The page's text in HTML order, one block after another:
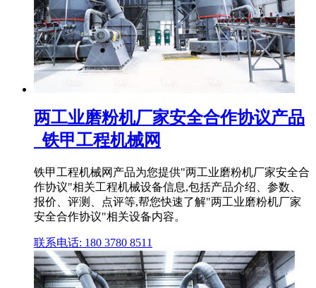
两工业磨粉机厂家安全合作协议产品
_铁甲工程机械网
铁甲工程机械网产品为您提供"两工业磨粉机厂家安全合
作协议"相关工程机械设备信息,包括产品介绍、参数、
报价、评测、点评等,帮您快速了解"两工业磨粉机厂家
安全合作协议"相关设备内容。
联系电话: 180 3780 8511